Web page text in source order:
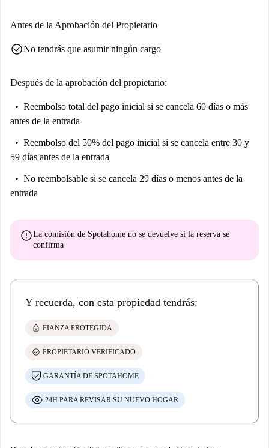
Antes de la Aprobación del Propietario
check_circleNo tendrás que asumir ningún cargo
Después de la aprobación del propietario:
Reembolso total del pago inicial si se cancela 60 días o más
antes de la entrada
Reembolso del 50% del pago inicial si se cancela entre 30 y
59 días antes de la entrada
No reembolsable si se cancela 29 días o menos antes de la
entrada
errorLa comisión de Spotahome no se devuelve si la reserva se
confirma
Y recuerda, con esta propiedad tendrás:
lock FIANZA PROTEGIDA
check_circle PROPIETARIO VERIFICADO
GARANTÍA DE SPOTAHOME
24H PARA REVISAR SU NUEVO HOGAR